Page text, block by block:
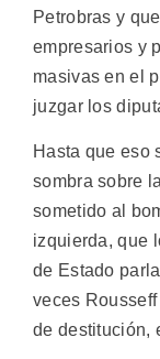
Petrobras y
empresarios y
masivas en el
juzgar los
Hasta que eso
sombra sobre
sometido al
izquierda, que
de Estado
veces
de destitución,